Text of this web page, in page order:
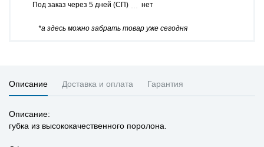
Под заказ через 5 дней (СП) нет
*а здесь можно забрать товар уже сегодня
Описание Доставка и оплата Гарантия
Описание:
губка из высококачественного поролона.